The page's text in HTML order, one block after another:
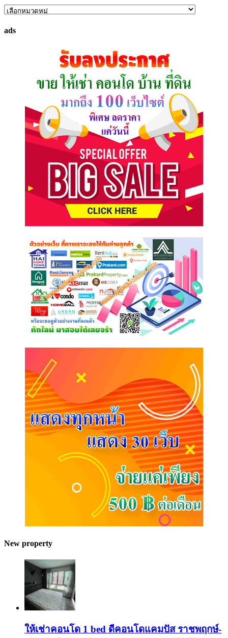
ค้นหา
ที่
ads
New property
ให้เช่าคอนโด 1 bed ดีคอนโดแคมปัส ราชพฤกษ์-